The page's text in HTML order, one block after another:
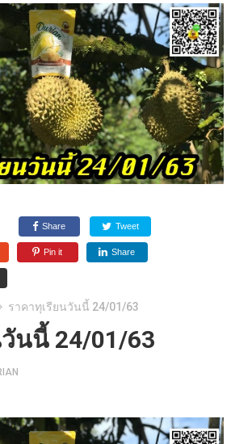
Share Tweet
Pin it Share
ราคาทุเรียนวันนี้ 24/01/63
นนี้ 24/01/63